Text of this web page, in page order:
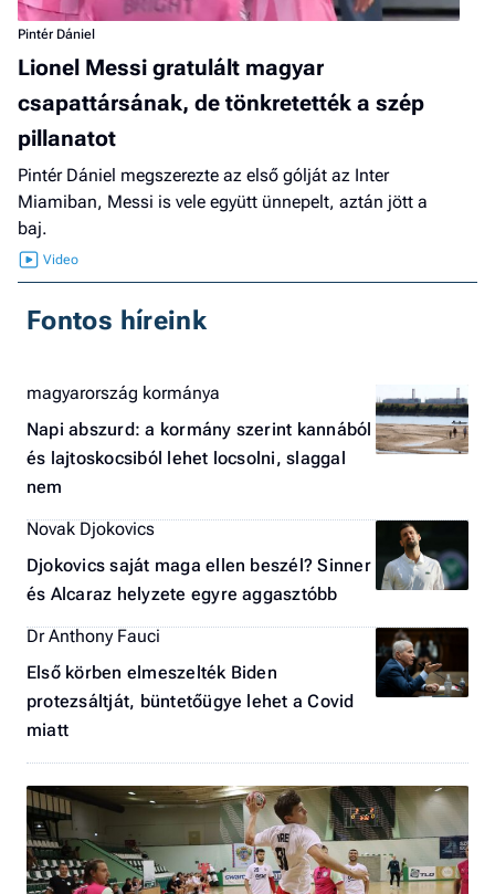
Pintér Dániel
Lionel Messi gratulált magyar
csapattársának, de tönkretették a szép
pillanatot
Pintér Dániel megszerezte az első gólját az Inter
Miamiban, Messi is vele együtt ünnepelt, aztán jött a
baj.
Fontos híreink
magyarország kormánya
Napi abszurd: a kormány szerint kannából
és lajtoskocsiból lehet locsolni, slaggal
nem
Novak Djokovics
Djokovics saját maga ellen beszél? Sinner
és Alcaraz helyzete egyre aggasztóbb
Dr Anthony Fauci
Első körben elmeszelték Biden
protezsáltját, büntetőügye lehet a Covid
miatt